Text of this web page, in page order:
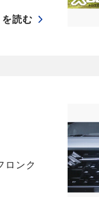
読む
ロンク